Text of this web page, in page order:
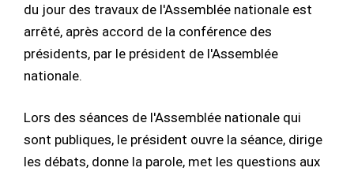
du jour des travaux de l'Assemblée nationale est
arrêté, après accord de la conférence des
présidents, par le président de l'Assemblée
nationale.
Lors des séances de l'Assemblée nationale qui
sont publiques, le président ouvre la séance, dirige
les débats, donne la parole, met les questions aux